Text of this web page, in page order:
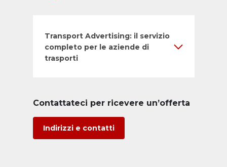
Transport Advertising: il servizio
completo per le aziende di
trasporti
Contattateci per ricevere un’offerta
Indirizzi e contatti